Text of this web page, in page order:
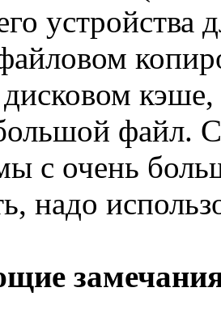
устройства
файл.
с очень
надо